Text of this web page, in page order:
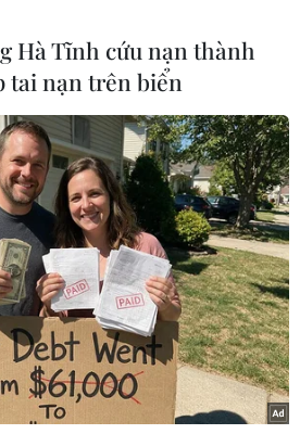
XÃ VIỆT NAM
DUẨN
THỊ TÁM, KHÚC THANH
Quy định sử dụng
Hỗ trợ
TTXVN
Quảng cáo
Hà Tĩnh cứu nạn thành
tai nạn trên biển